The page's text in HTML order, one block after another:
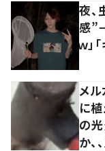
夜
感
ｗ」
メ
に
の
か、